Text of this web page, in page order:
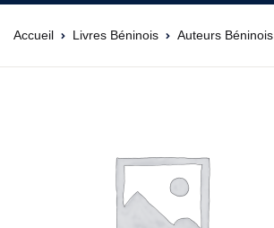
Accueil Livres Béninois Auteurs Béninois